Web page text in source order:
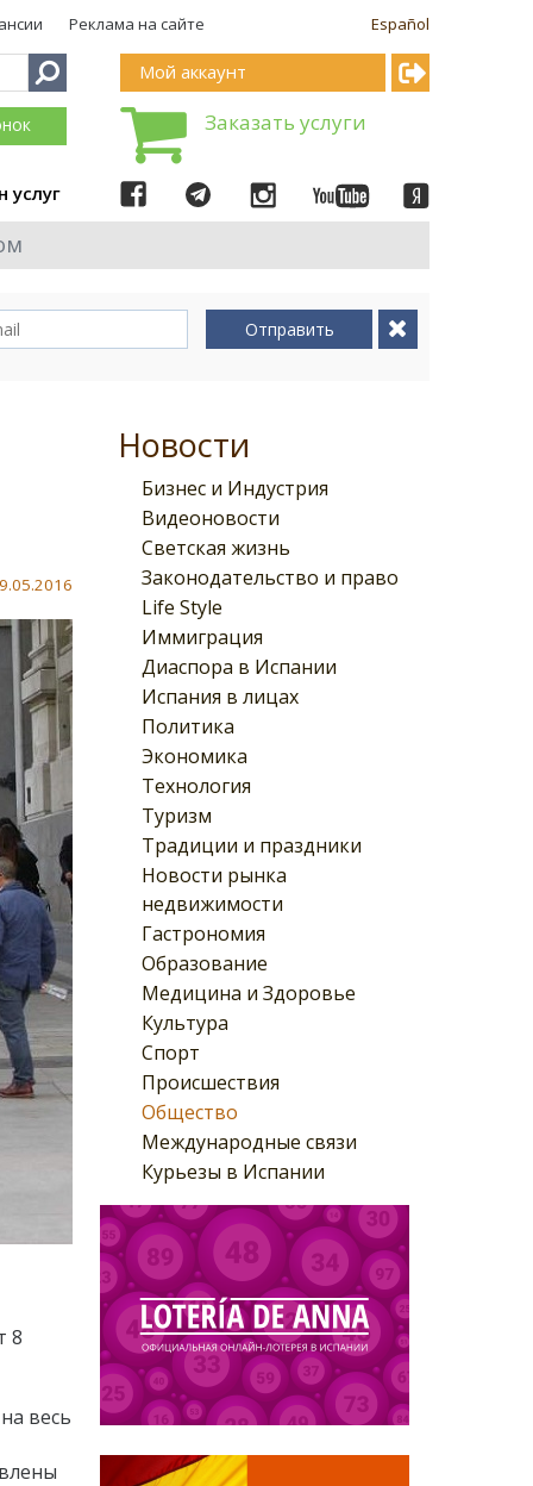
Español
Реклама на сайте
услуг
Мой аккаунт
Заказать услуги
Отправить
Новости
Бизнес и Индустрия
Видеоновости
Светская жизнь
Законодательство и право
Life Style
Иммиграция
Диаспора в Испании
Испания в лицах
Политика
Экономика
Технология
Туризм
Традиции и праздники
Новости рынка
недвижимости
Гастрономия
Образование
Медицина и Здоровье
Культура
Спорт
Происшествия
Общество
Международные связи
Курьезы в Испании
8
весь